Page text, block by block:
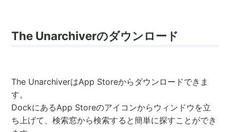
The Unarchiverのダウンロード
The UnarchiverはApp Storeからダウンロードできま
す。
DockにあるApp Storeのアイコンからウィンドウを立
ち上げて、検索窓から検索すると簡単に探すことができ